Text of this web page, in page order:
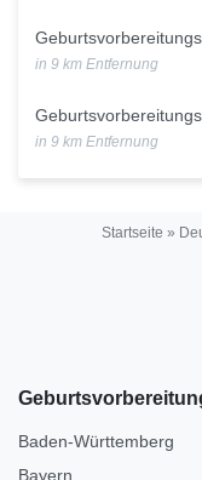
in 9 km Entfernung
in 9 km Entfernung
Startseite »
Baden-Württemberg
Bayern